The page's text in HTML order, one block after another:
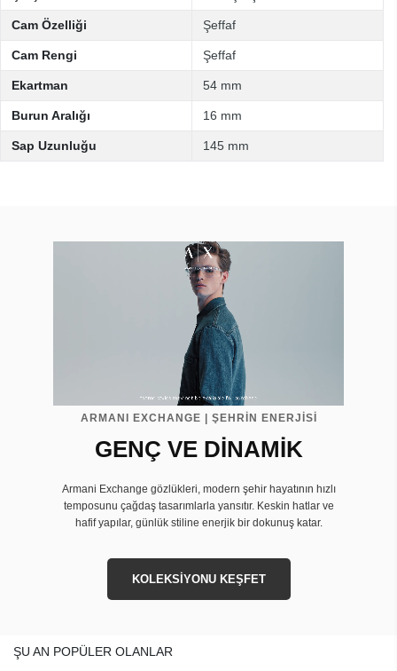
Cam Özelliği Şeffaf
Cam Rengi Şeffaf
Ekartman 54 mm
Burun Aralığı 16 mm
Sap Uzunluğu 145 mm
ARMANI EXCHANGE | ŞEHRİN ENERJİSİ
GENÇ VE DİNAMİK
Armani Exchange gözlükleri, modern şehir hayatının hızlı
temposunu çağdaş tasarımlarla yansıtır. Keskin hatlar ve
hafif yapılar, günlük stiline enerjik bir dokunuş katar.
KOLEKSİYONU KEŞFET
ŞU AN POPÜLER OLANLAR